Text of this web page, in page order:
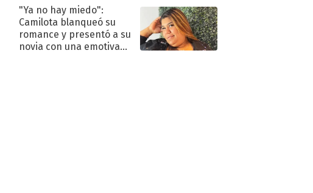
terapéutico"
"Ya no hay miedo":
Camilota blanqueó su
romance y presentó a su
novia con una emotiva